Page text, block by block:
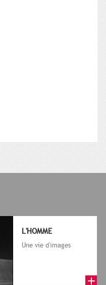
L'HOMME
Une vie d'images